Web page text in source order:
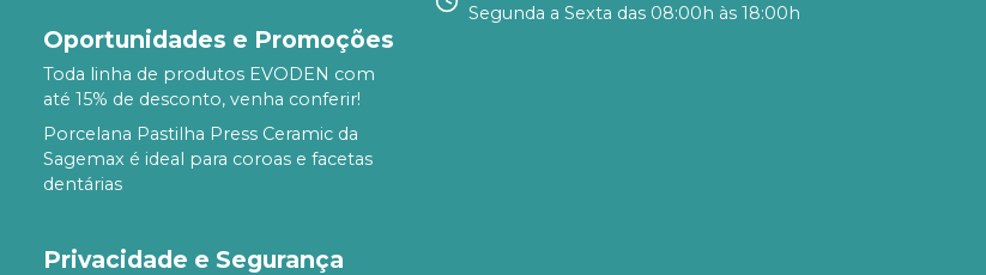
Oportunidades e Promoções
Toda linha de produtos EVODEN com
até 15% de desconto, venha conferir!
Porcelana Pastilha Press Ceramic da
Sagemax é ideal para coroas e facetas
dentárias
Privacidade e Segurança
Segunda a Sexta das 08:00h às 18:00h